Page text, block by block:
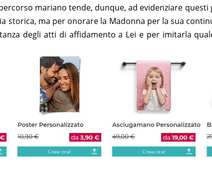
mariano tende, dunque, ad evidenziare
storica, ma per onorare la Madonna per la sua
degli atti di affidamento a Lei e per imitarla